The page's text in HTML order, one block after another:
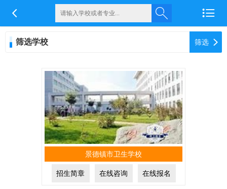
 
筛选学校 筛选 
景德镇市卫生学校
招生简章 在线咨询 在线报名